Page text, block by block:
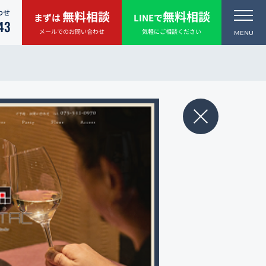
せ まずは無料相談
メールでのお問い合わせ
LINEで無料相談
気軽にご相談ください